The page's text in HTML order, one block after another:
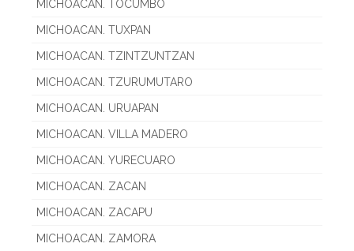
MICHOACAN. TOCUMBO
MICHOACAN. TUXPAN
MICHOACAN. TZINTZUNTZAN
MICHOACAN. TZURUMUTARO
MICHOACAN. URUAPAN
MICHOACAN. VILLA MADERO
MICHOACAN. YURECUARO
MICHOACAN. ZACAN
MICHOACAN. ZACAPU
MICHOACAN. ZAMORA